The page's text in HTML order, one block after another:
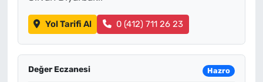
Yol Tarifi Al 0 (412) 711 26 23
Değer Eczanesi Hazro